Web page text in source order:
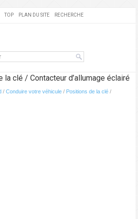
TOP PLAN DU SITE RECHERCHE
la clé / Contacteur d’allumage éclairé
/ Conduire votre véhicule / Positions de la clé /